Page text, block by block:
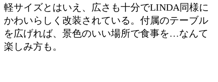
軽サイズとはいえ、広さも十分でLINDA同様に
かわいらしく改装されている。付属のテーブル
を広げれば、景色のいい場所で食事を…なんて
楽しみ方も。